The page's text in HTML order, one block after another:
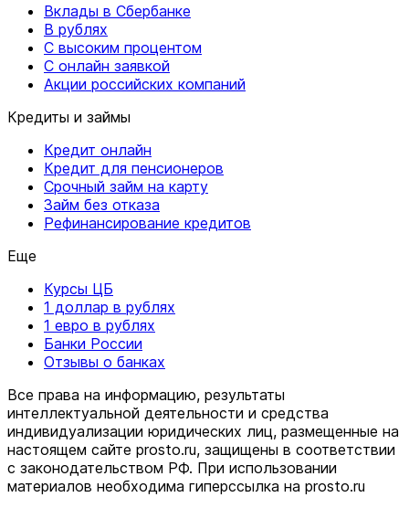
Вклады в Сбербанке
В рублях
С высоким процентом
С онлайн заявкой
Акции российских компаний
Кредиты и займы
Кредит онлайн
Кредит для пенсионеров
Срочный займ на карту
Займ без отказа
Рефинансирование кредитов
Еще
Курсы ЦБ
1 доллар в рублях
1 евро в рублях
Банки России
Отзывы о банках
Все права на информацию, результаты
интеллектуальной деятельности и средства
индивидуализации юридических лиц, размещенные на
настоящем сайте prosto.ru, защищены в соответствии
c законодательством РФ. При использовании
материалов необходима гиперссылка на prosto.ru